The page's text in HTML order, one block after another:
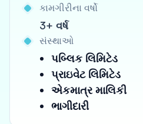
કામગીરીના વર્ષો
3+ વર્ષ
સંસ્થાઓ
પબ્લિક લિમિટેડ
પ્રાઇવેટ લિમિટેડ
એકમાત્ર માલિકી
ભાગીદારી